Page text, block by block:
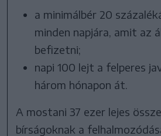
a minimálbér 20
minden napjára, amit az
befizetni;
napi 100 lejt a felperes
három hónapon át.
A mostani 37 ezer lejes
bírságoknak a